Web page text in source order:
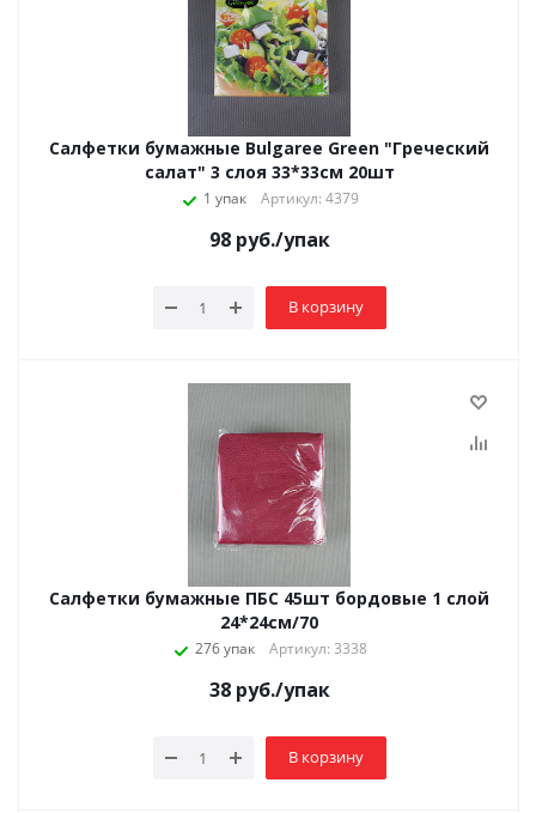
Салфетки бумажные Bulgaree Green "Греческий
салат" 3 слоя 33*33см 20шт
1 упак Артикул: 4379
98руб./упак
В корзину
Салфетки бумажные ПБС 45шт бордовые 1 слой
24*24см/70
276 упак Артикул: 3338
38руб./упак
В корзину